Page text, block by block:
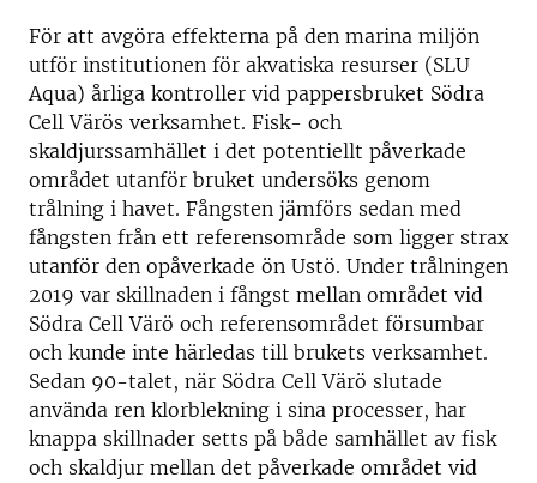
För att avgöra effekterna på den marina miljön
utför institutionen för akvatiska resurser (SLU
Aqua) årliga kontroller vid pappersbruket Södra
Cell Värös verksamhet. Fisk- och
skaldjurssamhället i det potentiellt påverkade
området utanför bruket undersöks genom
trålning i havet. Fångsten jämförs sedan med
fångsten från ett referensområde som ligger strax
utanför den opåverkade ön Ustö. Under trålningen
2019 var skillnaden i fångst mellan området vid
Södra Cell Värö och referensområdet försumbar
och kunde inte härledas till brukets verksamhet.
Sedan 90-talet, när Södra Cell Värö slutade
använda ren klorblekning i sina processer, har
knappa skillnader setts på både samhället av fisk
och skaldjur mellan det påverkade området vid